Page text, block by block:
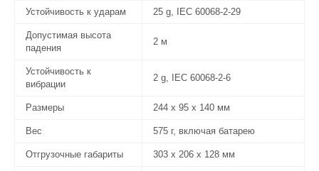
Устойчивость к ударам 25 g, IEC 60068-2-29
Допустимая высота
падения
2 м
Устойчивость к
вибрации
2 g, IEC 60068-2-6
Размеры 244 x 95 x 140 мм
Вес 575 г, включая батарею
Отгрузочные габариты 303 x 206 x 128 мм